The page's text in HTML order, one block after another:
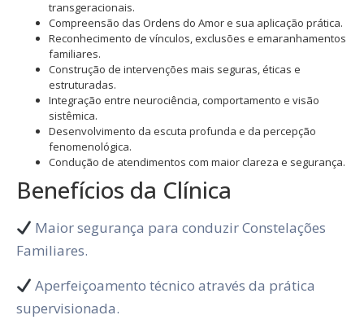
transgeracionais.
Compreensão das Ordens do Amor e sua aplicação prática.
Reconhecimento de vínculos, exclusões e emaranhamentos
familiares.
Construção de intervenções mais seguras, éticas e
estruturadas.
Integração entre neurociência, comportamento e visão
sistêmica.
Desenvolvimento da escuta profunda e da percepção
fenomenológica.
Condução de atendimentos com maior clareza e segurança.
Benefícios da Clínica
Maior segurança para conduzir Constelações
Familiares.
Aperfeiçoamento técnico através da prática
supervisionada.